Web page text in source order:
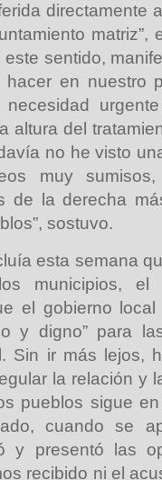
directamente
matriz”,
sentido,
en nuestro
altura del
no he visto
muy
de la derecha
sostuvo.
esta semana
municipios, el
el gobierno
y digno” para
Sin ir más lejos,
la relación y
pueblos sigue en
cuando se
y presentó las
recibido ni el